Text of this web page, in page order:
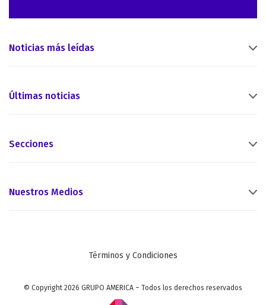
Noticias más leídas
Últimas noticias
Secciones
Nuestros Medios
Términos y Condiciones
© Copyright 2026 GRUPO AMERICA – Todos los derechos reservados